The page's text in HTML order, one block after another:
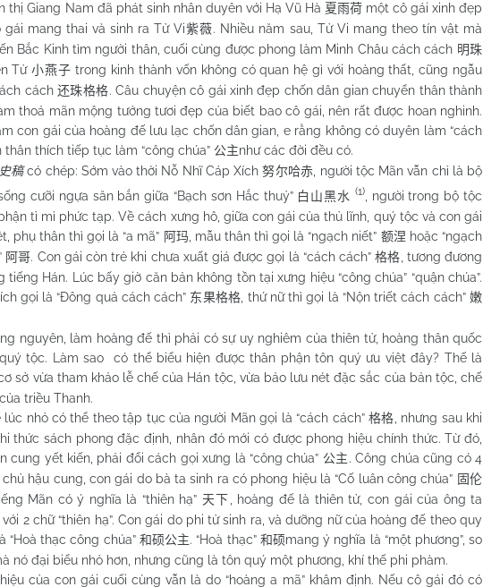
Giang Nam đã phát sinh nhân duyên với Hạ Vũ Hà 夏雨荷 một cô gái xinh đẹp
gái mang thai và sinh ra Tử Vi紫薇. Nhiều năm sau, Tử Vi mang theo tín vật mà
Bắc Kinh tìm người thân, cuối cùng được phong làm Minh Châu cách cách 明珠
Tử小燕子 trong kinh thành vốn không có quan hệ gì với hoàng thất, cũng ngẫu
cách还珠格格. Câu chuyện cô gái xinh đẹp chốn dân gian chuyển thân thành
thoả mãn mộng tưởng tươi đẹp của biết bao cô gái, nên rất được hoan nghinh.
con gái của hoàng đế lưu lạc chốn dân gian, e rằng không có duyên làm “cách
thân thích tiếp tục làm “công chúa” 公主như các đời đều có.
稿 có chép: Sớm vào thời Nỗ Nhĩ Cáp Xích努尔哈赤 , người tộc Mãn vẫn chỉ là bộ
cưỡi ngựa săn bắn giữa “Bạch sơn Hắc thuỷ” 白山黑水 (1), người trong bộ tộc
tỉ mỉ phức tạp. Về cách xưng hô, giữa con gái của thủ lĩnh, quý tộc và con gái
phụ thân thì gọi là “a mã” 阿玛 , mẫu thân thì gọi là “ngạch niết” 额涅 hoặc “ngạch
阿哥. Con gái còn trẻ khi chưa xuất giá được gọi là “cách cách”格格 , tương đương
tiếng Hán. Lúc bấy giờ căn bản không tồn tại xưng hiệu “công chúa” “quận chúa”.
gọi là “Đông quả cách cách” 东果格格 , thứ nữ thì gọi là “Nộn triết cách cách”嫩
làm hoàng đế thì phải có sự uy nghiêm của thiên tử, hoàng thân quốc
tộc. Làm sao có thể biểu hiện được thân phận tôn quý ưu việt đây? Thế là
sở vừa tham khảo lễ chế của Hán tộc, vừa bảo lưu nét đặc sắc của bản tộc, chế
triều Thanh.
có thể theo tập tục của người Mãn gọi là “cách cách” 格格 , nhưng sau khi
thức sách phong đặc định, nhân đó mới có được phong hiệu chính thức. Từ đó,
cung yết kiến, phải đổi cách gọi xưng là “công chúa” 公主 . Công chúa cũng có 4
hậu cung, con gái do bà ta sinh ra có phong hiệu là “Cố luân công chúa” 固伦
Mãn có ý nghĩa là “thiên hạ” 天下
, hoàng đế là thiên tử, con gái của ông ta
2 chữ “thiên hạ”. Con gái do phi tử sinh ra, và dưỡng nữ của hoàng đế theo quy
thạc công chúa” 和硕公主. “Hoà thạc” 和硕mang ý nghĩa là “một phương”, so
nó đại biểu nhỏ hơn, nhưng cũng là tôn quý một phương, khí thế phi phàm.
con gái cuối cùng vẫn là do “hoàng a mã” khâm định. Nếu cô gái đó có